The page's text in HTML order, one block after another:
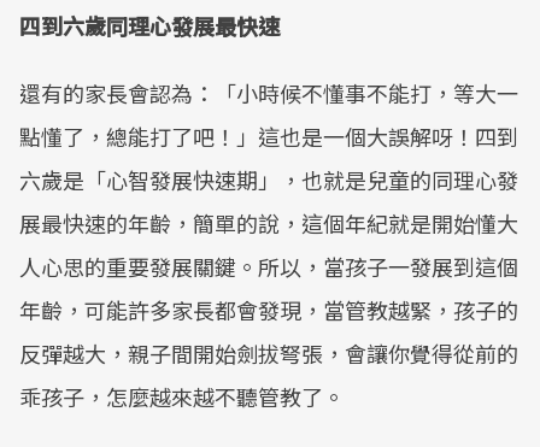
四到六歲同理心發展最快速
還有的家長會認為：「小時候不懂事不能打，等大一
點懂了，總能打了吧！」這也是一個大誤解呀！四到
六歲是「心智發展快速期」，也就是兒童的同理心發
展最快速的年齡，簡單的說，這個年紀就是開始懂大
人心思的重要發展關鍵。所以，當孩子一發展到這個
年齡，可能許多家長都會發現，當管教越緊，孩子的
反彈越大，親子間開始劍拔弩張，會讓你覺得從前的
乖孩子，怎麼越來越不聽管教了。